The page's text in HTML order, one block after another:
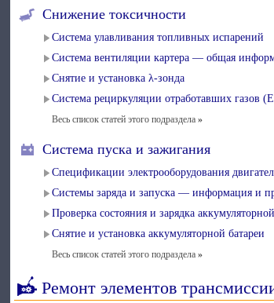
Снижение токсичности
Система улавливания топливных испарений
Система вентиляции картера — общая
Снятие и установка λ-зонда
Система рециркуляции отработавших газов
Весь список статей этого подраздела»
Система пуска и зажигания
Спецификации электрооборудования
Системы заряда и запуска — информация и
Проверка состояния и зарядка
Снятие и установка аккумуляторной батареи
Весь список статей этого подраздела»
Ремонт элементов